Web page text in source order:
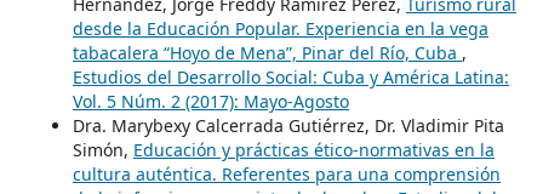
desde la Educación Popular. Experiencia en la vega
tabacalera “Hoyo de Mena”, Pinar del Río, Cuba ,
Estudios del Desarrollo Social: Cuba y América Latina:
Vol. 5 Núm. 2 (2017): Mayo-Agosto
Dra. Marybexy Calcerrada Gutiérrez, Dr. Vladimir Pita
Simón, Educación y prácticas ético-normativas en la
cultura auténtica. Referentes para una comprensión